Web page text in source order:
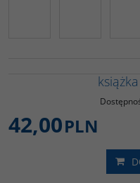
42,00PLN